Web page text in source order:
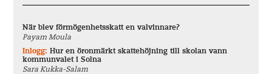
När blev förmögenhetsskatt en valvinnare?
Payam Moula
Inlogg:Hur en öronmärkt skattehöjning till skolan vann
kommunvalet i Solna
Sara Kukka-Salam